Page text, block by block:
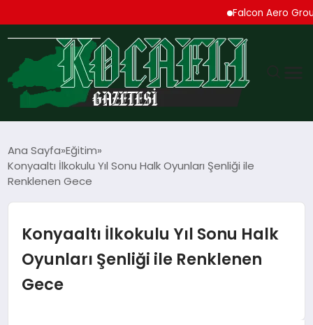
Falcon Aero Group,
TEKNOLOJI
MAGAZIN
Ana Sayfa Eğitim
Konyaaltı İlkokulu Yıl Sonu Halk Oyunları Şenliği ile
Renklenen Gece
Konyaaltı İlkokulu Yıl Sonu Halk
Oyunları Şenliği ile Renklenen
Gece